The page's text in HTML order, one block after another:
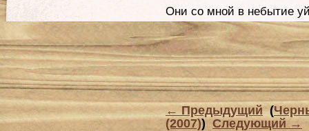
Они со мной в небытие
←Предыдущий(
(2007)) Следующий→